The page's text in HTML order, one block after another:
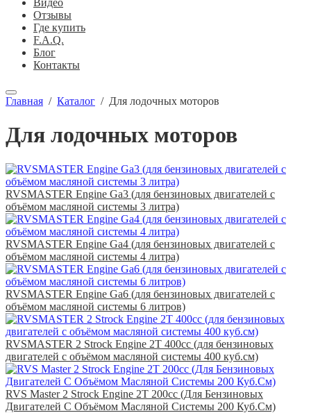
Видео
Отзывы
Где купить
F.A.Q.
Блог
Контакты
Главная / Каталог / Для лодочных моторов
Для лодочных моторов
RVSMASTER Engine Ga3 (для бензиновых двигателей с
объёмом масляной системы 3 литра)
RVSMASTER Engine Ga4 (для бензиновых двигателей с
объёмом масляной системы 4 литра)
RVSMASTER Engine Ga6 (для бензиновых двигателей с
объёмом масляной системы 6 литров)
RVSMASTER 2 Strock Engine 2T 400cc (для бензиновых
двигателей с объёмом масляной системы 400 куб.см)
RVS Master 2 Strock Engine 2T 200cc (Для Бензиновых
Двигателей С Объёмом Масляной Системы 200 Куб.См)